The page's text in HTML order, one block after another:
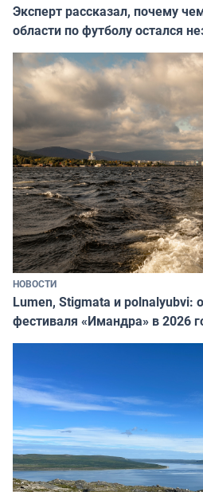
Эксперт рассказал, почему
области по футболу остался
НОВОСТИ
Lumen, Stigmata и
фестиваля «Имандра» в 2026